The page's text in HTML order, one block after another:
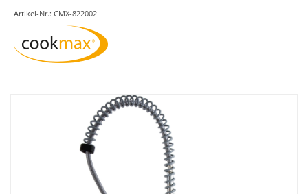
Artikel-Nr.: CMX-822002